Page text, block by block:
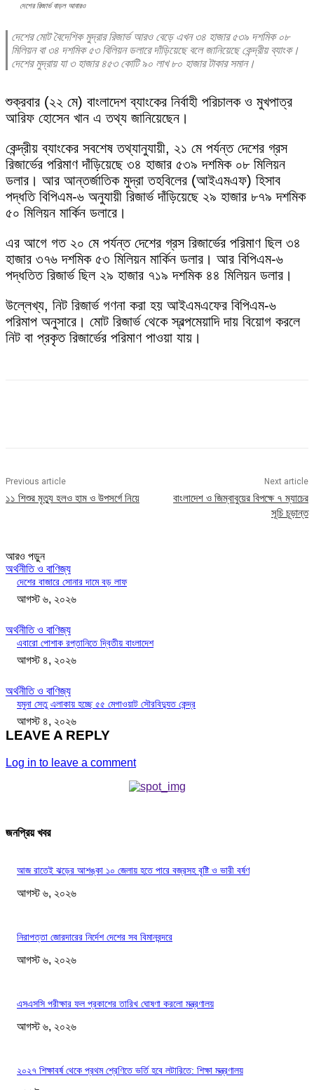
দেশের রিজার্ভ বাড়ল আবারও
দেশের মোট বৈদেশিক মুদ্রার রিজার্ভ আরও বেড়ে এখন ৩৪ হাজার ৫৩৯ দশমিক ০৮
মিলিয়ন বা ৩৪ দশমিক ৫৩ বিলিয়ন ডলারে দাঁড়িয়েছে বলে জানিয়েছে কেন্দ্রীয় ব্যাংক।
দেশের মুদ্রায় যা ৩ হাজার ৪৫৩ কোটি ৯০ লাখ ৮০ হাজার টাকার সমান।
শুক্রবার (২২ মে) বাংলাদেশ ব্যাংকের নির্বাহী পরিচালক ও মুখপাত্র
আরিফ হোসেন খান এ তথ্য জানিয়েছেন।
কেন্দ্রীয় ব্যাংকের সবশেষ তথ্যানুযায়ী, ২১ মে পর্যন্ত দেশের গ্রস
রিজার্ভের পরিমাণ দাঁড়িয়েছে ৩৪ হাজার ৫৩৯ দশমিক ০৮ মিলিয়ন
ডলার। আর আন্তর্জাতিক মুদ্রা তহবিলের (আইএমএফ) হিসাব
পদ্ধতি বিপিএম-৬ অনুযায়ী রিজার্ভ দাঁড়িয়েছে ২৯ হাজার ৮৭৯ দশমিক
৫০ মিলিয়ন মার্কিন ডলারে।
এর আগে গত ২০ মে পর্যন্ত দেশের গ্রস রিজার্ভের পরিমাণ ছিল ৩৪
হাজার ৩৭৬ দশমিক ৫৩ মিলিয়ন মার্কিন ডলার। আর বিপিএম-৬
পদ্ধতিত রিজার্ভ ছিল ২৯ হাজার ৭১৯ দশমিক ৪৪ মিলিয়ন ডলার।
উল্লেখ্য, নিট রিজার্ভ গণনা করা হয় আইএমএফের বিপিএম-৬
পরিমাপ অনুসারে। মোট রিজার্ভ থেকে স্বল্পমেয়াদি দায় বিয়োগ করলে
নিট বা প্রকৃত রিজার্ভের পরিমাণ পাওয়া যায়।
Previous article
১১ শিশুর মৃত্যু হলও হাম ও উপসর্গে নিয়ে
Next article
বাংলাদেশ ও জিম্বাবুয়ের বিপক্ষে ৭ ম্যাচের
সূচি চূড়ান্ত
আরও পড়ুন
অর্থনীতি ও বাণিজ্য
দেশের বাজারে সোনার দামে বড় লাফ
আগস্ট ৬, ২০২৬
অর্থনীতি ও বাণিজ্য
এবারো পোশাক রপ্তানিতে দ্বিতীয় বাংলাদেশ
আগস্ট ৪, ২০২৬
অর্থনীতি ও বাণিজ্য
যমুনা সেতু এলাকায় হচ্ছে ৫৫ মেগাওয়াট সৌরবিদ্যুত কেন্দ্র
আগস্ট ৪, ২০২৬
LEAVE A REPLY
Log in to leave a comment
জনপ্রিয় খবর
আজ রাতেই ঝড়ের আশঙ্কা ১০ জেলায় হতে পারে বজ্রসহ বৃষ্টি ও ভারী বর্ষণ
আগস্ট ৬, ২০২৬
নিরাপত্তা জোরদারের নির্দেশ দেশের সব বিমানবন্দরে
আগস্ট ৬, ২০২৬
এসএসসি পরীক্ষার ফল প্রকাশের তারিখ ঘোষণা করলো মন্ত্রণালয়
আগস্ট ৬, ২০২৬
২০২৭ শিক্ষাবর্ষ থেকে প্রথম শ্রেণিতে ভর্তি হবে লটারিতে: শিক্ষা মন্ত্রণালয়